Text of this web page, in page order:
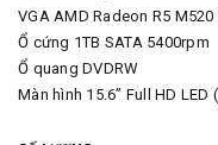
VGA AMD Radeon R5 M520
Ổ cứng 1TB SATA 5400rpm
Ổ quang DVDRW
Màn hình 15.6” Full HD LED